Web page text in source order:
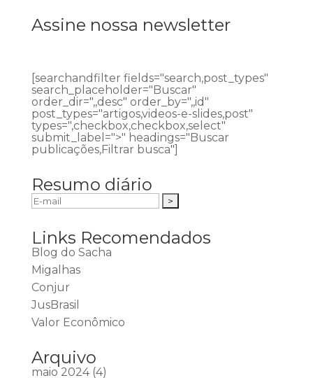
Assine nossa newsletter
[searchandfilter fields="search,post_types"
search_placeholder="Buscar"
order_dir=",,desc" order_by=",,id"
post_types="artigos,videos-e-slides,post"
types=",checkbox,checkbox,select"
submit_label=">" headings="Buscar
publicações,Filtrar busca"]
Resumo diário
Links Recomendados
Blog do Sacha
Migalhas
Conjur
JusBrasil
Valor Econômico
Arquivo
maio 2024(4)